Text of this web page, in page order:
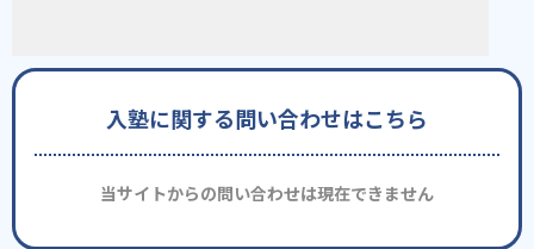
入塾に関する問い合わせはこちら
当サイトからの問い合わせは現在できません